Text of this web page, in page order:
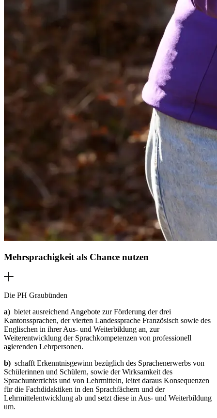
Mehrsprachigkeit als Chance nutzen
Die PH Graubünden
a) bietet ausreichend Angebote zur Förderung der drei
Kantonssprachen, der vierten Landessprache Französisch sowie des
Englischen in ihrer Aus- und Weiterbildung an, zur
Weiterentwicklung der Sprachkompetenzen von professionell
agierenden Lehrpersonen.
b) schafft Erkenntnisgewinn bezüglich des Sprachenerwerbs von
Schülerinnen und Schülern, sowie der Wirksamkeit des
Sprachunterrichts und von Lehrmitteln, leitet daraus Konsequenzen
für die Fachdidaktiken in den Sprachfächern und der
Lehrmittelentwicklung ab und setzt diese in Aus- und Weiterbildung
um.